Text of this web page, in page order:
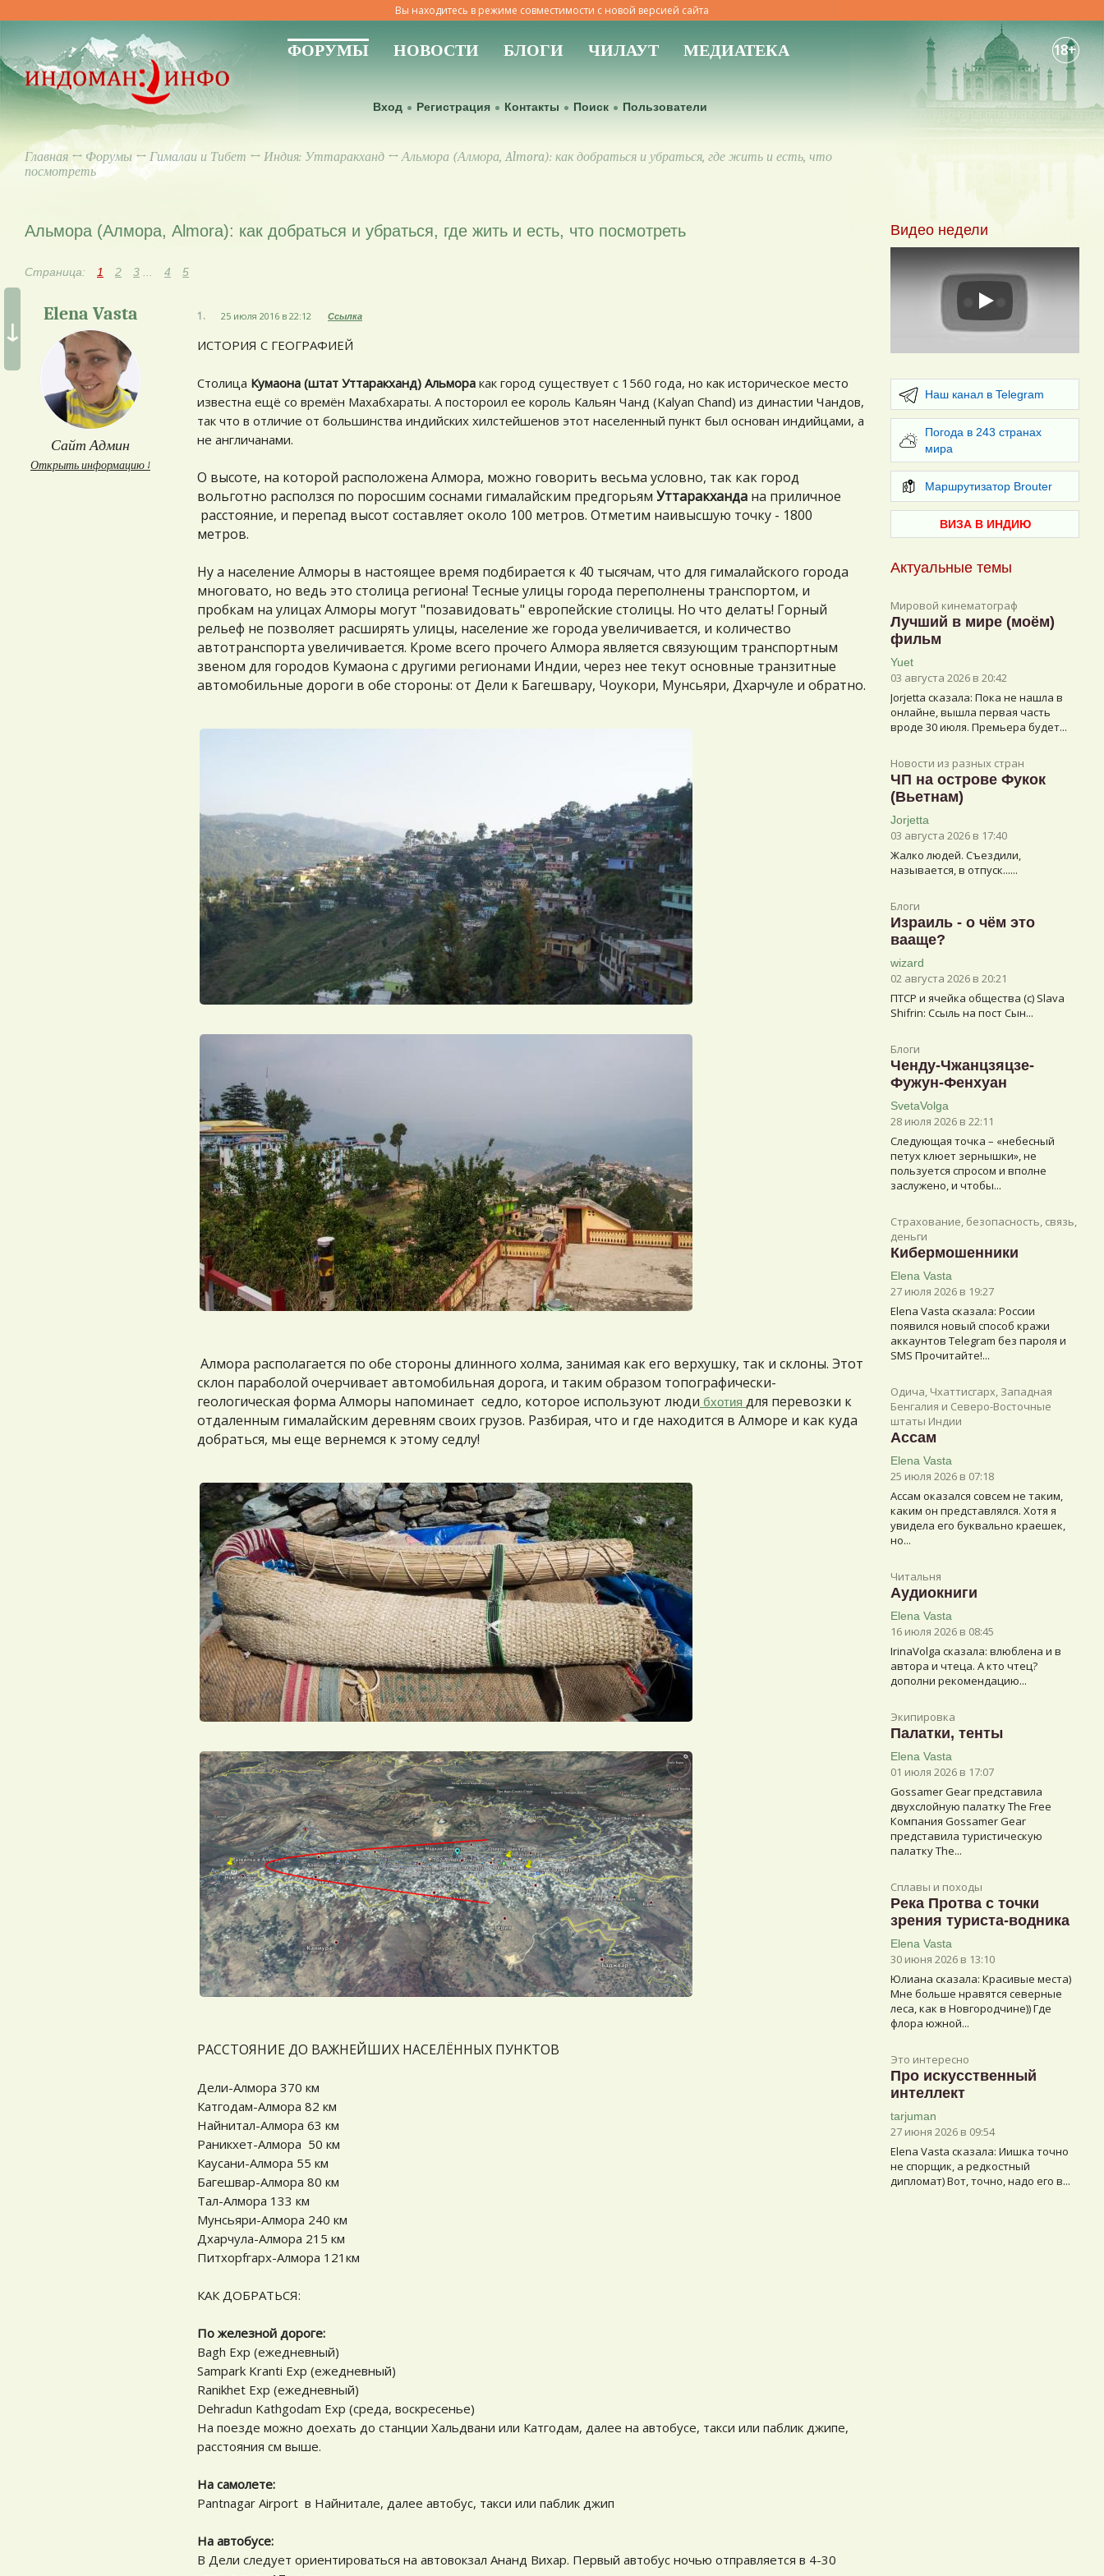
Вы находитесь в режиме совместимости с новой версией сайта
ФОРУМЫ НОВОСТИ БЛОГИ ЧИЛАУТ МЕДИАТЕКА 18+
Вход Регистрация Контакты Поиск Пользователи
Главная ↔ Форумы↔ Гималаи и Тибет ↔ Индия: Уттаракханд ↔ Альмора (Алмора, Almora): как добраться и убраться, где жить и есть, что
посмотреть
↓
Видео недели
Play
Наш канал в Telegram
Погода в 243 странах
мира
Маршрутизатор Brouter
ВИЗА В ИНДИЮ
Актуальные темы
Мировой кинематограф
Лучший в мире (моём)
фильм
Yuet
03 августа 2026 в 20:42
Jorjetta сказалa: Пока не нашла в
онлайне, вышла первая часть
вроде 30 июля. Премьера будет...
Новости из разных стран
ЧП на острове Фукок
(Вьетнам)
Jorjetta
03 августа 2026 в 17:40
Жалко людей. Съездили,
называется, в отпуск......
Блоги
Израиль - о чём это
вааще?
wizard
02 августа 2026 в 20:21
ПТСР и ячейка общества (с) Slava
Shifrin: Ссыль на пост Сын...
Блоги
Ченду-Чжанцзяцзе-
Фужун-Фенхуан
SvetaVolga
28 июля 2026 в 22:11
Следующая точка – «небесный
петух клюет зернышки», не
пользуется спросом и вполне
заслужено, и чтобы...
Страхование, безопасность, связь,
деньги
Кибермошенники
Elena Vasta
27 июля 2026 в 19:27
Elena Vasta сказалa: России
появился новый способ кражи
аккаунтов Telegram без пароля и
SMS Прочитайте!...
Одича, Чхаттисгарх, Западная
Бенгалия и Северо-Восточные
штаты Индии
Ассам
Elena Vasta
25 июля 2026 в 07:18
Ассам оказался совсем не таким,
каким он представлялся. Хотя я
увидела его буквально краешек,
но...
Читальня
Аудиокниги
Elena Vasta
16 июля 2026 в 08:45
IrinaVolga сказалa: влюблена и в
автора и чтеца. А кто чтец?
дополни рекомендацию...
Экипировка
Палатки, тенты
Elena Vasta
01 июля 2026 в 17:07
Gossamer Gear представила
двухслойную палатку The Free
Компания Gossamer Gear
представила туристическую
палатку The...
Сплавы и походы
Река Протва с точки
зрения туриста-водника
Elena Vasta
30 июня 2026 в 13:10
Юлиана сказалa: Красивые места)
Мне больше нравятся северные
леса, как в Новгородчине)) Где
флора южной...
Это интересно
Про искусственный
интеллект
tarjuman
27 июня 2026 в 09:54
Elena Vasta сказалa: Иишка точно
не спорщик, а редкостный
дипломат) Вот, точно, надо его в...
Альмора (Алмора, Almora): как добраться и убраться, где жить и есть, что посмотреть
Страница: 1 2 3 4 5
Elena Vasta
Сайт Админ
Открыть информацию ↓
1. 25 июля 2016 в 22:12 Ссылка
ИСТОРИЯ С ГЕОГРАФИЕЙ
Столица Кумаона (штат Уттаракханд) Альмора как город существует с 1560 года, но как историческое место
известна ещё со времён Махабхараты. А постороил ее король Кальян Чанд (Kalyan Chand) из династии Чандов,
так что в отличие от большинства индийских хилстейшенов этот населенный пункт был основан индийцами, а
не англичанами.
О высоте, на которой расположена Алмора, можно говорить весьма условно, так как город
вольготно расползся по поросшим соснами гималайским предгорьям Уттаракханда на приличное
расстояние, и перепад высот составляет около 100 метров. Отметим наивысшую точку - 1800
метров.
Ну а население Алморы в настоящее время подбирается к 40 тысячам, что для гималайского города
многовато, но ведь это столица региона! Тесные улицы города переполнены транспортом, и
пробкам на улицах Алморы могут "позавидовать" европейские столицы. Но что делать! Горный
рельеф не позволяет расширять улицы, население же города увеличивается, и количество
автотранспорта увеличивается. Кроме всего прочего Алмора является связующим транспортным
звеном для городов Кумаона с другими регионами Индии, через нее текут основные транзитные
автомобильные дороги в обе стороны: от Дели к Багешвару, Чоукори, Мунсьяри, Дхарчуле и обратно.
Алмора располагается по обе стороны длинного холма, занимая как его верхушку, так и склоны. Этот
склон параболой очерчивает автомобильная дорога, и таким образом топографически-
геологическая форма Алморы напоминает седло, которое используют люди бхотия для перевозки к
отдаленным гималайским деревням своих грузов. Разбирая, что и где находится в Алморе и как куда
добраться, мы еще вернемся к этому седлу!
РАССТОЯНИЕ ДО ВАЖНЕЙШИХ НАСЕЛЁННЫХ ПУНКТОВ
Дели-Алмора 370 км
Катгодам-Алмора 82 км
Найнитал-Алмора 63 км
Раникхет-Алмора 50 км
Каусани-Алмора 55 км
Багешвар-Алмора 80 км
Тал-Алмора 133 км
Мунсьяри-Алмора 240 км
Дхарчула-Алмора 215 км
Питхорfгарх-Алмора 121км
КАК ДОБРАТЬСЯ:
По железной дороге:
Bagh Exp (ежедневный)
Sampark Kranti Exp (ежедневный)
Ranikhet Exp (ежедневный)
Dehradun Kathgodam Exp (среда, воскресенье)
На поезде можно доехать до станции Хальдвани или Катгодам, далее на автобусе, такси или паблик джипе,
расстояния см выше.
На самолете:
Pantnagar Airport в Найнитале, далее автобус, такси или паблик джип
На автобусе:
В Дели следует ориентироваться на автовокзал Ананд Вихар. Первый автобус ночью отправляется в 4-30